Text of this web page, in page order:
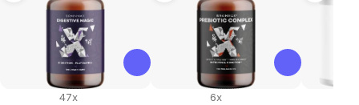
47x 6x